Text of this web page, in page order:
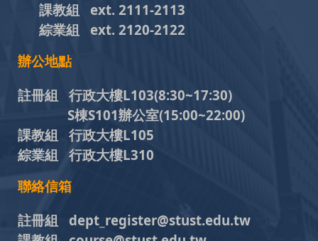
課教組 ext. 2111-2113
綜業組
ext. 2120-2122
辦公地點
註冊組 行政大樓L103(8:30~17:30)
S棟S101辦公室(15:00~22:00)
課教組 行政大樓L105
綜業組 行政大樓L310
聯絡信箱
註冊組 dept_register@stust.edu.tw